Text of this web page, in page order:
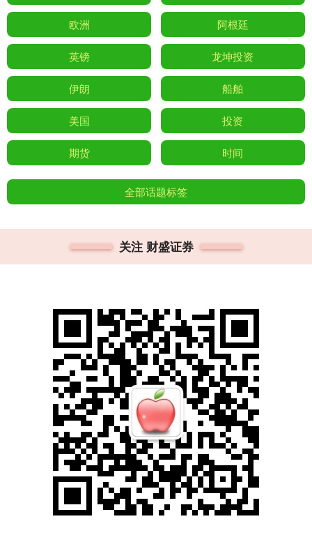
欧洲 阿根廷
英镑 龙坤投资
伊朗 船舶
美国 投资
期货 时间
全部话题标签
关注 财盛证券